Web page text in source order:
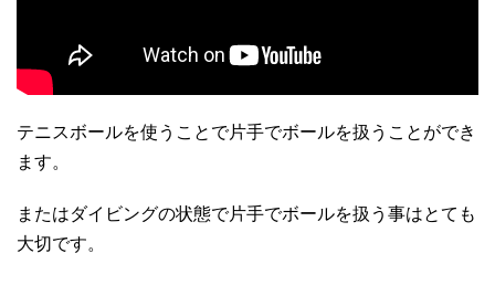
テニスボールを使うことで片手でボールを扱うことができ
ます。
またはダイビングの状態で片手でボールを扱う事はとても
大切です。